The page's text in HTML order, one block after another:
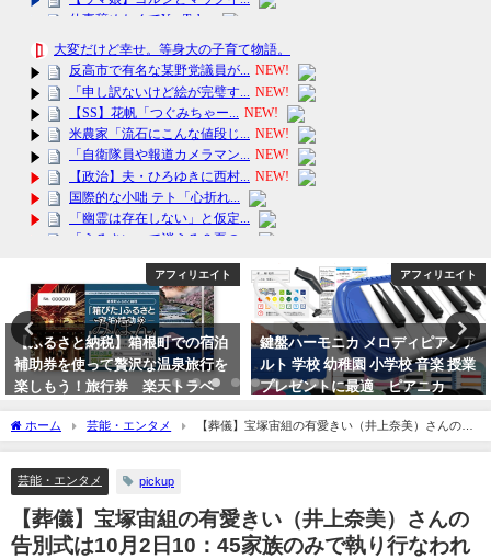
アフィリエイト
【ふるさと納税】箱根町での宿泊
補助券を使って贅沢な温泉旅行を
楽しもう！旅行券 楽天トラベ
ル デートに近場で
アフィリエイト
鍵盤ハーモニカ メロディピアノア
ルト 学校 幼稚園 小学校 音楽 授業
プレゼントに最適 ピアニカ
ホーム 芸能・エンタメ
【葬儀】宝塚宙組の有愛きい（井上奈美）さんの告
別式は10月2日10：45家族のみで執り行なわれました。予告していた飛び降り自殺は稽
芸能・エンタメ
pickup
【葬儀】宝塚宙組の有愛きい（井上奈美）さんの
告別式は10月2日10：45家族のみで執り行なわれ